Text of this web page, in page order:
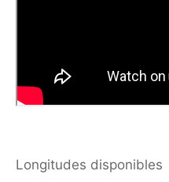
Longitudes disponibles